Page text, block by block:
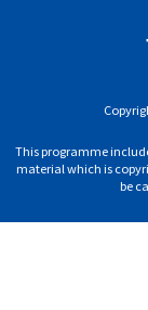
This programme
material which is
be